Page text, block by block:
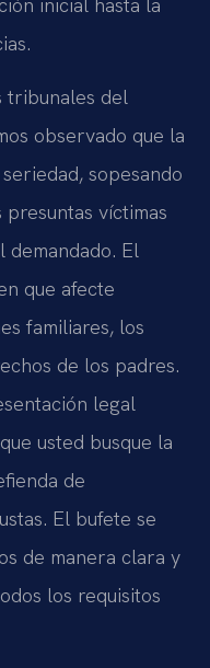
tribunales del
observado que la
sopesando
víctimas
El
que afecte
familiares, los
de los padres.
legal
usted busque la
de
El bufete se
de manera clara y
los requisitos